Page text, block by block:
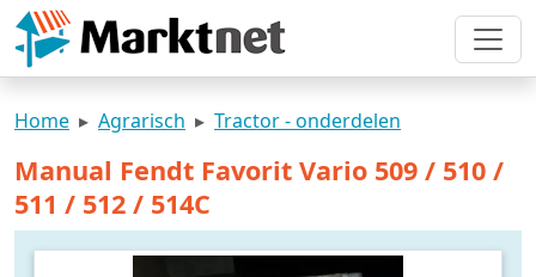
Home Agrarisch Tractor - onderdelen
Manual Fendt Favorit Vario 509 / 510 /
511 / 512 / 514C